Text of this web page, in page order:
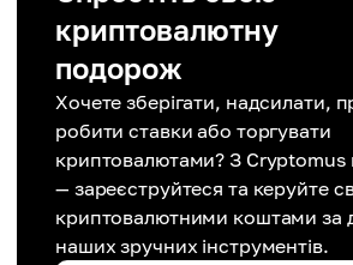
криптовалютну
подорож
Хочете зберігати, надсилати,
робити ставки або торгувати
криптовалютами? З
— зареєструйтеся та керуйте
криптовалютними коштами за
наших зручних інструментів.